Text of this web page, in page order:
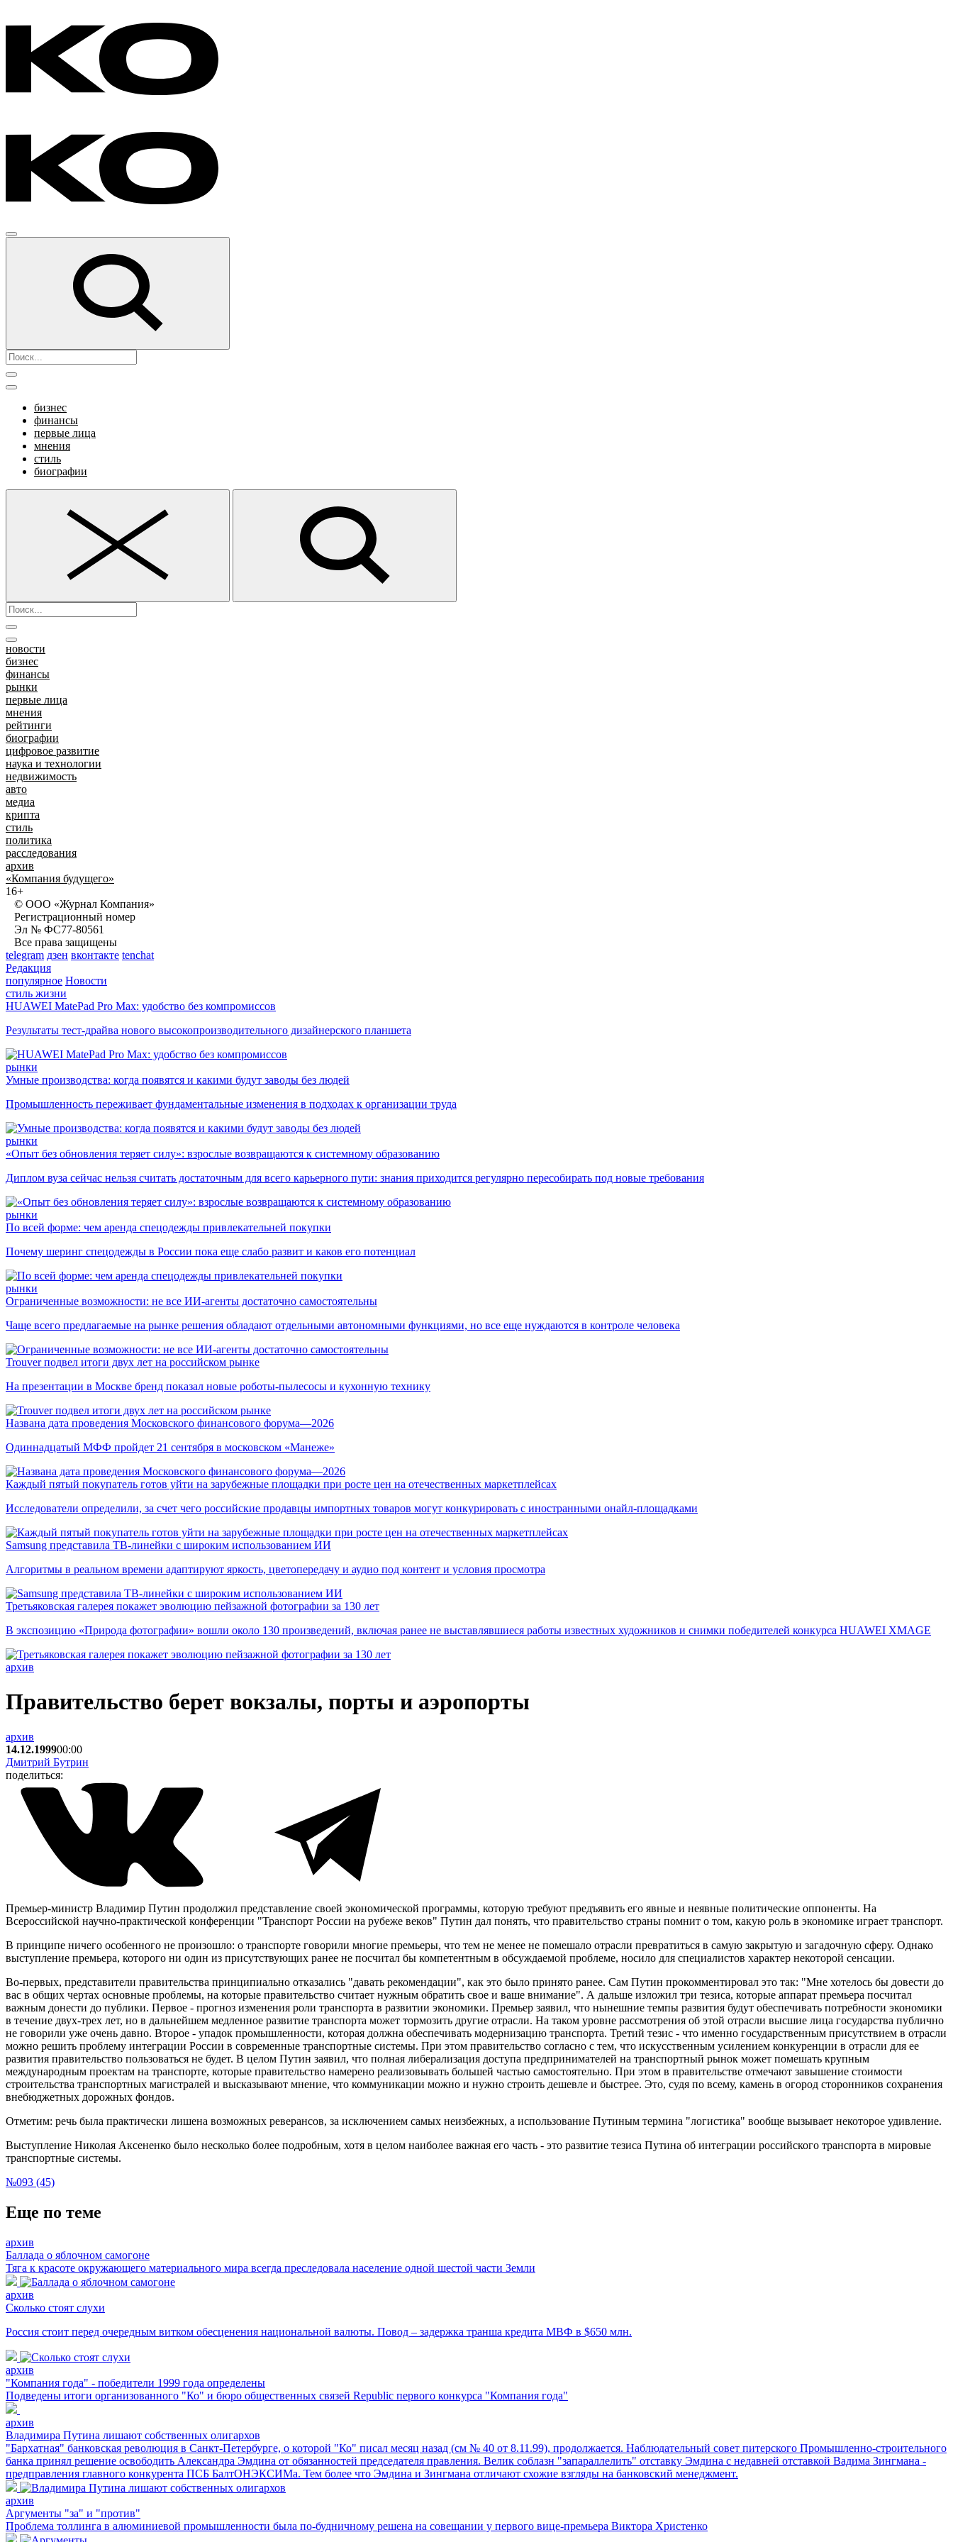
бизнес
финансы
первые лица
мнения
стиль
биографии
новости
бизнес
финансы
рынки
первые лица
мнения
рейтинги
биографии
цифровое развитие
наука и технологии
недвижимость
авто
медиа
крипта
стиль
политика
расследования
архив
«Компания будущего»
16+
© ООО «Журнал Компания»
Регистрационный номер
Эл № ФС77-80561
Все права защищены
telegram дзен вконтакте tenchat
Редакция
популярное Новости
стиль жизни
HUAWEI MatePad Pro Max: удобство без компромиссов
Результаты тест-драйва нового высокопроизводительного дизайнерского планшета
рынки
Умные производства: когда появятся и какими будут заводы без людей
Промышленность переживает фундаментальные изменения в подходах к организации труда
рынки
«Опыт без обновления теряет силу»: взрослые возвращаются к системному образованию
Диплом вуза сейчас нельзя считать достаточным для всего карьерного пути: знания приходится регулярно пересобирать под новые требования
рынки
По всей форме: чем аренда спецодежды привлекательней покупки
Почему шеринг спецодежды в России пока еще слабо развит и каков его потенциал
рынки
Ограниченные возможности: не все ИИ-агенты достаточно самостоятельны
Чаще всего предлагаемые на рынке решения обладают отдельными автономными функциями, но все еще нуждаются в контроле человека
Trouver подвел итоги двух лет на российском рынке
На презентации в Москве бренд показал новые роботы-пылесосы и кухонную технику
Названа дата проведения Московского финансового форума—2026
Одиннадцатый МФФ пройдет 21 сентября в московском «Манеже»
Каждый пятый покупатель готов уйти на зарубежные площадки при росте цен на отечественных маркетплейсах
Исследователи определили, за счет чего российские продавцы импортных товаров могут конкурировать с иностранными онайл-площадками
Samsung представила ТВ-линейки с широким использованием ИИ
Алгоритмы в реальном времени адаптируют яркость, цветопередачу и аудио под контент и условия просмотра
Третьяковская галерея покажет эволюцию пейзажной фотографии за 130 лет
В экспозицию «Природа фотографии» вошли около 130 произведений, включая ранее не выставлявшиеся работы известных художников и снимки победителей конкурса HUAWEI XMAGE
архив
Правительство берет вокзалы, порты и аэропорты
архив
14.12.199900:00
Дмитрий Бутрин
поделиться:
Премьер-министр Владимир Путин продолжил представление своей экономической программы, которую требуют предъявить его явные и неявные политические оппоненты. На
Всероссийской научно-практической конференции "Транспорт России на рубеже веков" Путин дал понять, что правительство страны помнит о том, какую роль в экономике играет транспорт.
В принципе ничего особенного не произошло: о транспорте говорили многие премьеры, что тем не менее не помешало отрасли превратиться в самую закрытую и загадочную сферу. Однако
выступление премьера, которого ни один из присутствующих ранее не посчитал бы компетентным в обсуждаемой проблеме, носило для специалистов характер некоторой сенсации.
Во-первых, представители правительства принципиально отказались "давать рекомендации", как это было принято ранее. Сам Путин прокомментировал это так: "Мне хотелось бы довести до
вас в общих чертах основные проблемы, на которые правительство считает нужным обратить свое и ваше внимание". А дальше изложил три тезиса, которые аппарат премьера посчитал
важным донести до публики. Первое - прогноз изменения роли транспорта в развитии экономики. Премьер заявил, что нынешние темпы развития будут обеспечивать потребности экономики
в течение двух-трех лет, но в дальнейшем медленное развитие транспорта может тормозить другие отрасли. На таком уровне рассмотрения об этой отрасли высшие лица государства публично
не говорили уже очень давно. Второе - упадок промышленности, которая должна обеспечивать модернизацию транспорта. Третий тезис - что именно государственным присутствием в отрасли
можно решить проблему интеграции России в современные транспортные системы. При этом правительство согласно с тем, что искусственным усилением конкуренции в отрасли для ее
развития правительство пользоваться не будет. В целом Путин заявил, что полная либерализация доступа предпринимателей на транспортный рынок может помешать крупным
международным проектам на транспорте, которые правительство намерено реализовывать большей частью самостоятельно. При этом в правительстве отмечают завышение стоимости
строительства транспортных магистралей и высказывают мнение, что коммуникации можно и нужно строить дешевле и быстрее. Это, судя по всему, камень в огород сторонников сохранения
внебюджетных дорожных фондов.
Отметим: речь была практически лишена возможных реверансов, за исключением самых неизбежных, а использование Путиным термина "логистика" вообще вызывает некоторое удивление.
Выступление Николая Аксененко было несколько более подробным, хотя в целом наиболее важная его часть - это развитие тезиса Путина об интеграции российского транспорта в мировые
транспортные системы.
№093 (45)
Еще по теме
архив
Баллада о яблочном самогоне
Тяга к красоте окружающего материального мира всегда преследовала население одной шестой части Земли
архив
Сколько стоят слухи
Россия стоит перед очередным витком обесценения национальной валюты. Повод – задержка транша кредита МВФ в $650 млн.
архив
"Компания года" - победители 1999 года определены
Подведены итоги организованного "Ко" и бюро общественных связей Republic первого конкурса "Компания года"
архив
Владимира Путина лишают собственных олигархов
"Бархатная" банковская революция в Санкт-Петербурге, о которой "Ко" писал месяц назад (см № 40 от 8.11.99), продолжается. Наблюдательный совет питерского Промышленно-строительного
банка принял решение освободить Александра Эмдина от обязанностей председателя правления. Велик соблазн "запараллелить" отставку Эмдина с недавней отставкой Вадима Зингмана -
предправления главного конкурента ПСБ БалтОНЭКСИМа. Тем более что Эмдина и Зингмана отличают схожие взгляды на банковский менеджмент.
архив
Аргументы "за" и "против"
Проблема толлинга в алюминиевой промышленности была по-будничному решена на совещании у первого вице-премьера Виктора Христенко